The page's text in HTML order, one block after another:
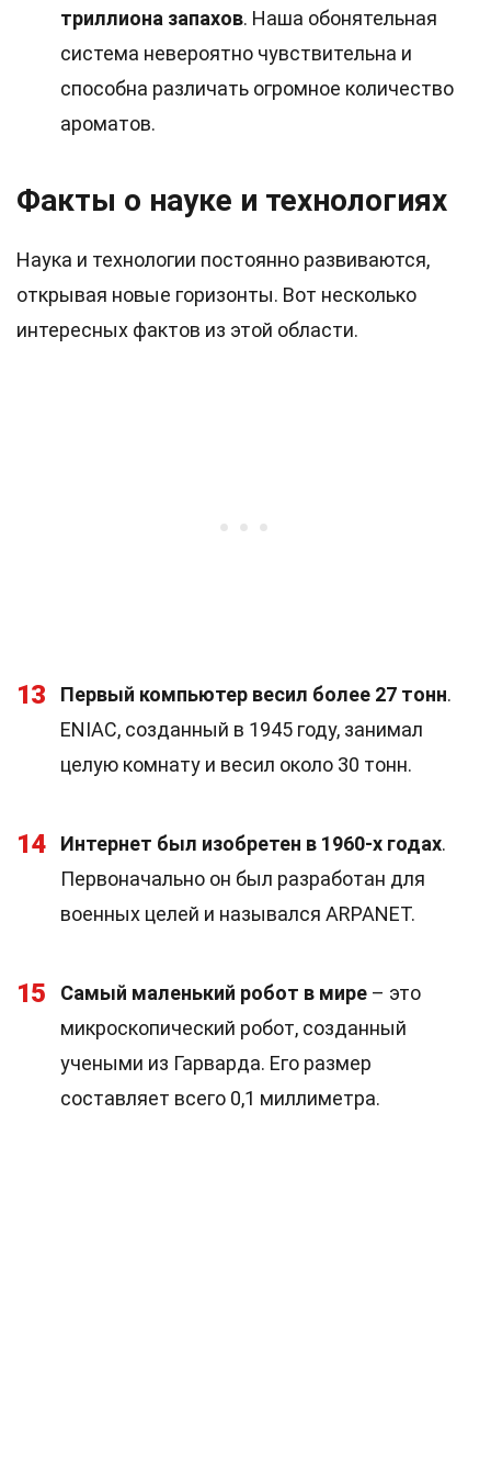
триллиона запахов. Наша обонятельная
система невероятно чувствительна и
способна различать огромное количество
ароматов.
Факты о науке и технологиях
Наука и технологии постоянно развиваются,
открывая новые горизонты. Вот несколько
интересных фактов из этой области.
13 Первый компьютер весил более 27 тонн.
ENIAC, созданный в 1945 году, занимал
целую комнату и весил около 30 тонн.
14 Интернет был изобретен в 1960-х годах.
Первоначально он был разработан для
военных целей и назывался ARPANET.
15 Самый маленький робот в мире – это
микроскопический робот, созданный
учеными из Гарварда. Его размер
составляет всего 0,1 миллиметра.